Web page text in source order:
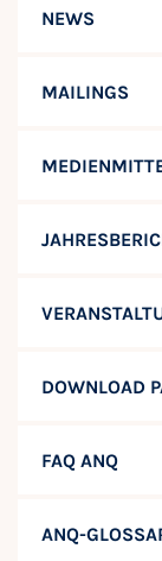
NEWS
MAILINGS
DOWNLOAD
FAQ ANQ
ANQ-